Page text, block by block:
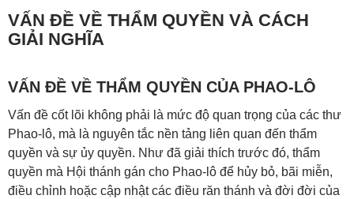
VẤN ĐỀ VỀ THẨM QUYỀN VÀ CÁCH
GIẢI NGHĨA
VẤN ĐỀ VỀ THẨM QUYỀN CỦA PHAO-LÔ
Vấn đề cốt lõi không phải là mức độ quan trọng của các thư
Phao-lô, mà là nguyên tắc nền tảng liên quan đến thẩm
quyền và sự ủy quyền. Như đã giải thích trước đó, thẩm
quyền mà Hội thánh gán cho Phao-lô để hủy bỏ, bãi miễn,
điều chỉnh hoặc cập nhật các điều răn thánh và đời đời của